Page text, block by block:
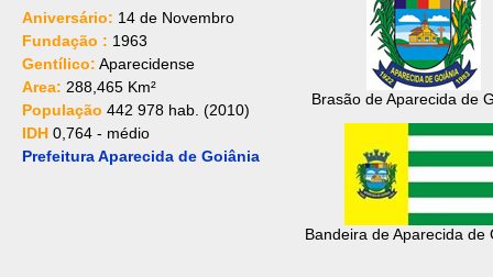
Aniversário: 14 de Novembro
Fundação : 1963
Gentílico: Aparecidense
Area: 288,465 Km²
População 442 978 hab. (2010)
IDH 0,764 - médio
Prefeitura Aparecida de Goiânia
Brasão de Aparecida de
Bandeira de Aparecida de